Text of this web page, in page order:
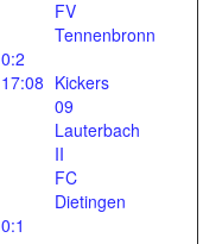
FV
Tennenbronn
0:2
17:08 Kickers
09
Lauterbach
II
FC
Dietingen
0:1